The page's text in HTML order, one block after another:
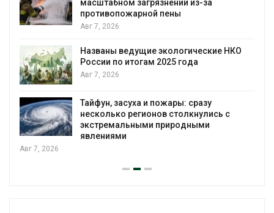
масштабном загрязнении из-за
противопожарной пены
Авг 7, 2026
Названы ведущие экологические НКО
России по итогам 2025 года
Авг 7, 2026
Тайфун, засуха и пожары: сразу
несколько регионов столкнулись с
экстремальными природными
явлениями
Авг 7, 2026